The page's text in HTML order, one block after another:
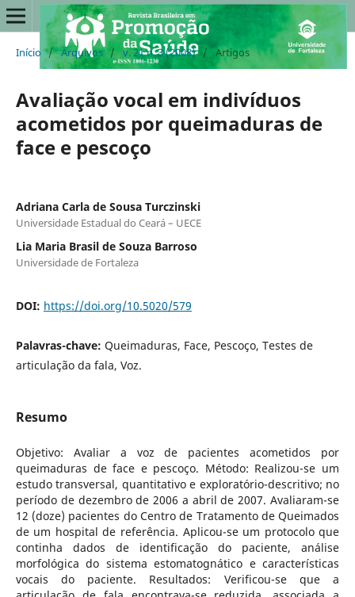
Início / Arquivos / v. 21 n. 3 (2008) / Artigos
Avaliação vocal em indivíduos
acometidos por queimaduras de
face e pescoço
Adriana Carla de Sousa Turczinski
Universidade Estadual do Ceará – UECE
Lia Maria Brasil de Souza Barroso
Universidade de Fortaleza
DOI: https://doi.org/10.5020/579
Palavras-chave: Queimaduras, Face, Pescoço, Testes de
articulação da fala, Voz.
Resumo
Objetivo: Avaliar a voz de pacientes acometidos por
queimaduras de face e pescoço. Método: Realizou-se um
estudo transversal, quantitativo e exploratório-descritivo; no
período de dezembro de 2006 a abril de 2007. Avaliaram-se
12 (doze) pacientes do Centro de Tratamento de Queimados
de um hospital de referência. Aplicou-se um protocolo que
continha dados de identificação do paciente, análise
morfológica do sistema estomatognático e características
vocais do paciente. Resultados: Verificou-se que a